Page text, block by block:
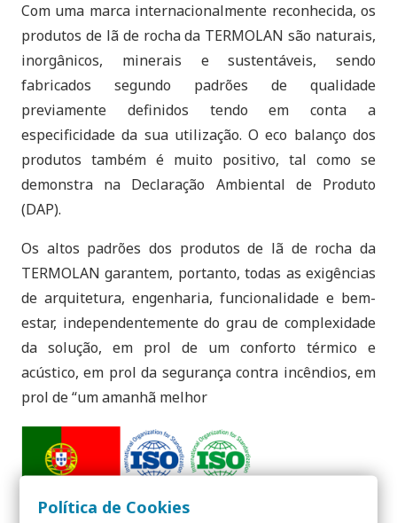
Com uma marca internacionalmente reconhecida, os
produtos de lã de rocha da TERMOLAN são naturais,
inorgânicos, minerais e sustentáveis, sendo
fabricados segundo padrões de qualidade
previamente definidos tendo em conta a
especificidade da sua utilização. O eco balanço dos
produtos também é muito positivo, tal como se
demonstra na Declaração Ambiental de Produto
(DAP).
Os altos padrões dos produtos de lã de rocha da
TERMOLAN garantem, portanto, todas as exigências
de arquitetura, engenharia, funcionalidade e bem-
estar, independentemente do grau de complexidade
da solução, em prol de um conforto térmico e
acústico, em prol da segurança contra incêndios, em
prol de “um amanhã melhor
Política de Cookies